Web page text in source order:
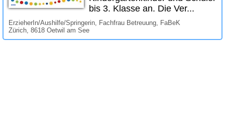
bis 3. Klasse an. Die Ver...
ErzieherIn/Aushilfe/Springerin, Fachfrau Betreuung, FaBeK
Zürich, 8618 Oetwil am See